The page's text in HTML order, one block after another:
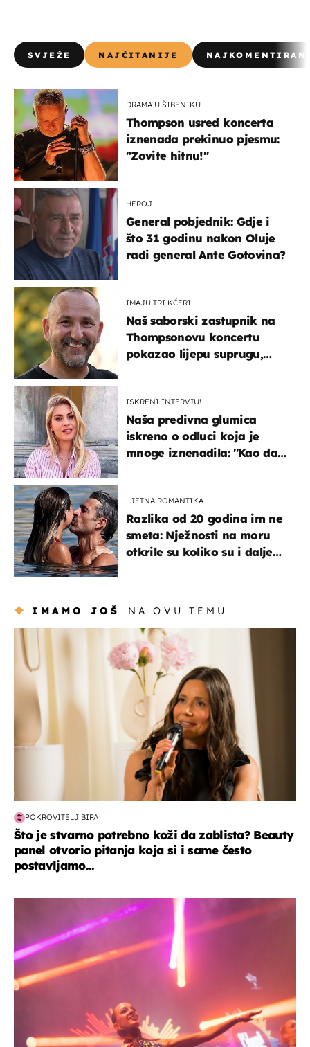
SVJEŽE NAJČITANIJE
DRAMA U ŠIBENIKU
Thompson usred koncerta
iznenada prekinuo pjesmu:
"Zovite hitnu!"
HEROJ
General pobjednik: Gdje i
što 31 godinu nakon Oluje
radi general Ante Gotovina?
IMAJU TRI KĆERI
Naš saborski zastupnik na
Thompsonovu koncertu
pokazao lijepu suprugu,
ISKRENI INTERVJU!
Naša predivna glumica
iskreno o odluci koja je
mnoge iznenadila: ''Kao da
LJETNA ROMANTIKA
Razlika od 20 godina im ne
smeta: Nježnosti na moru
otkrile su koliko su i dalje
IMAMO JOŠ NA OVU TEMU
moda & ljepota
POKROVITELJ BIPA
Što je stvarno potrebno koži da zablista? Beauty
panel otvorio pitanja koja si i same često
postavljamo...